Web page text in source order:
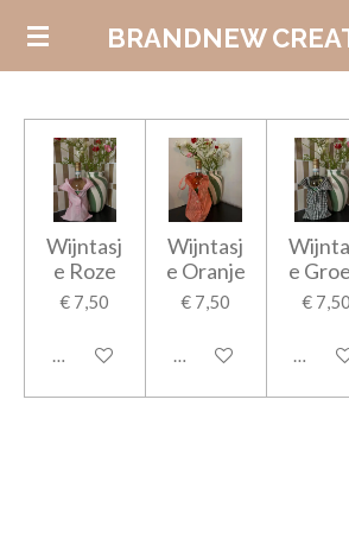
Ga
de
hoofdinhoud
BRANDNEW
Wijntasj
e Roze
€ 7,50
In winkelwagen
Wijntasj
e Oranje
€ 7,50
In winkelwagen
e
€ 7,50
In